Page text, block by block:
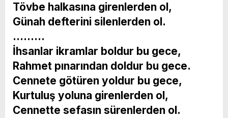
Tövbe halkasına girenlerden ol,
Günah defterini silenlerden ol.
………
İhsanlar ikramlar boldur bu gece,
Rahmet pınarından doldur bu gece.
Cennete götüren yoldur bu gece,
Kurtuluş yoluna girenlerden ol,
Cennette sefasın sürenlerden ol.